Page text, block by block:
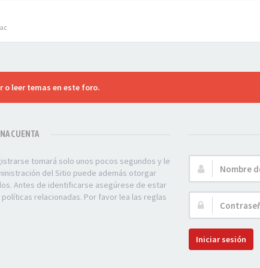
o leer temas en este foro.
CUENTA
tomará solo unos pocos segundos y le
del Sitio puede además otorgar
Antes de identificarse asegúrese de estar
relacionadas. Por favor lea las reglas
Nombre
de
Usuario:
Contraseña:
Iniciar sesión